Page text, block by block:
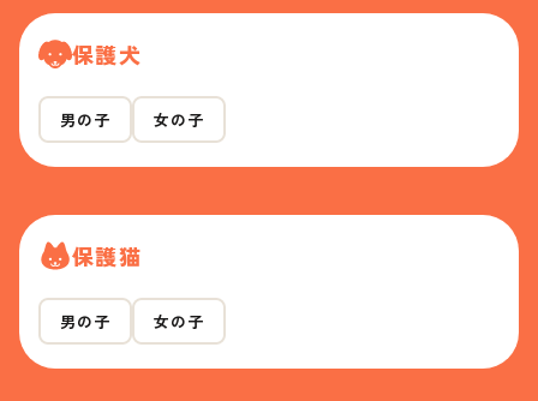
保護犬
男の子 女の子
保護猫
男の子 女の子